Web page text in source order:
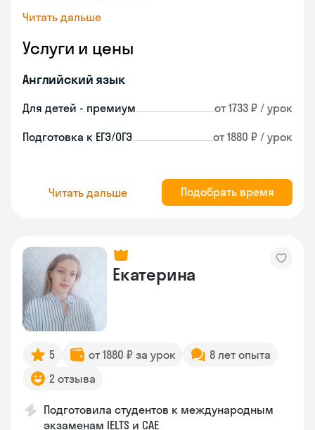
Читать дальше
Услуги и цены
Английский язык
Для детей - премиум от 1733 ₽ / урок
Подготовка к ЕГЭ/ОГЭ от 1880 ₽ / урок
Читать дальше Подобрать время
Екатерина
5 от 1880 ₽ за урок
8 лет опыта
2 отзыва
Подготовила студентов к международным
экзаменам IELTS и CAE